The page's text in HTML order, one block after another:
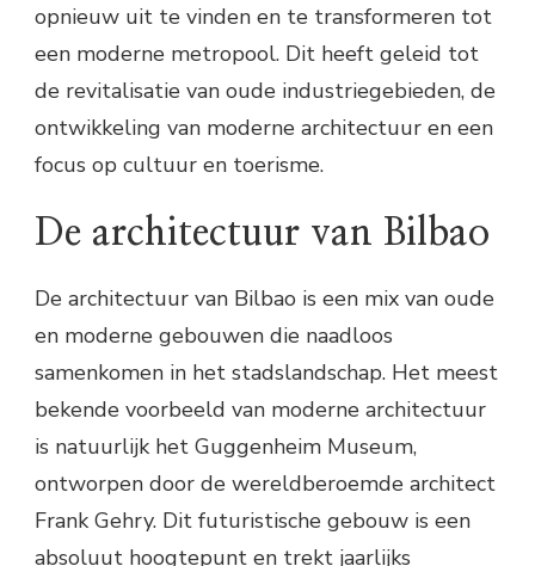
opnieuw uit te vinden en te transformeren tot
een moderne metropool. Dit heeft geleid tot
de revitalisatie van oude industriegebieden, de
ontwikkeling van moderne architectuur en een
focus op cultuur en toerisme.
De architectuur van Bilbao
De architectuur van Bilbao is een mix van oude
en moderne gebouwen die naadloos
samenkomen in het stadslandschap. Het meest
bekende voorbeeld van moderne architectuur
is natuurlijk het Guggenheim Museum,
ontworpen door de wereldberoemde architect
Frank Gehry. Dit futuristische gebouw is een
absoluut hoogtepunt en trekt jaarlijks